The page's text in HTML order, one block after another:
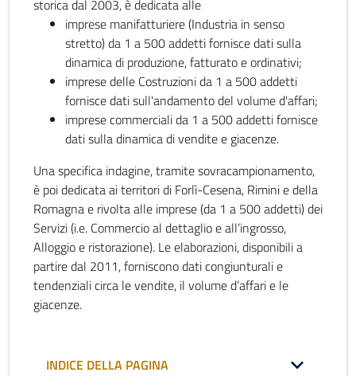
storica dal 2003, è dedicata alle
imprese manifatturiere (Industria in senso
stretto) da 1 a 500 addetti fornisce dati sulla
dinamica di produzione, fatturato e ordinativi;
imprese delle Costruzioni da 1 a 500 addetti
fornisce dati sull'andamento del volume d'affari;
imprese commerciali da 1 a 500 addetti fornisce
dati sulla dinamica di vendite e giacenze.
Una specifica indagine, tramite sovracampionamento,
è poi dedicata ai territori di Forlì-Cesena, Rimini e della
Romagna e rivolta alle imprese (da 1 a 500 addetti) dei
Servizi (i.e. Commercio al dettaglio e all’ingrosso,
Alloggio e ristorazione). Le elaborazioni, disponibili a
partire dal 2011, forniscono dati congiunturali e
tendenziali circa le vendite, il volume d’affari e le
giacenze.
INDICE DELLA PAGINA